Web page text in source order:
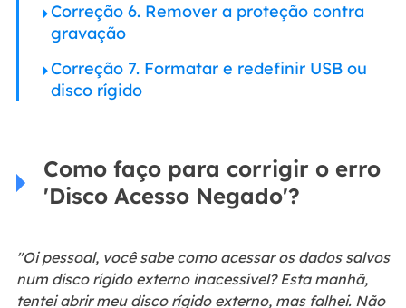
Correção 6. Remover a proteção contra
gravação
Correção 7. Formatar e redefinir USB ou
disco rígido
Como faço para corrigir o erro
'Disco Acesso Negado'?
"Oi pessoal, você sabe como acessar os dados salvos
num disco rígido externo inacessível? Esta manhã,
tentei abrir meu disco rígido externo, mas falhei. Não